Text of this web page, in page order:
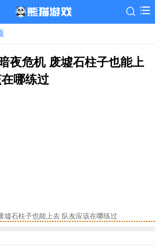
夜危机 废墟石柱子也能上
哪练过
墟石柱子也能上去 队友应该在哪练过